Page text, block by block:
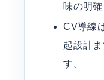
味の明確
CV導線
起設計
す。